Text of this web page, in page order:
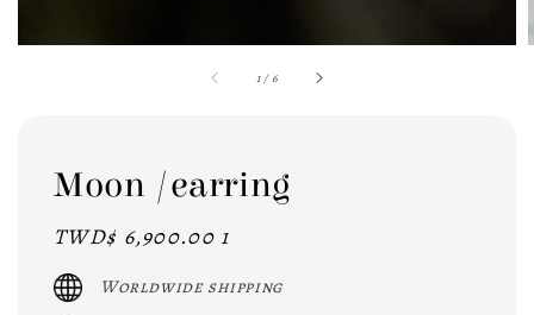
1 / 6
Moon /earring
Regular
price
TWD$ 6,900.00 1
Worldwide shipping